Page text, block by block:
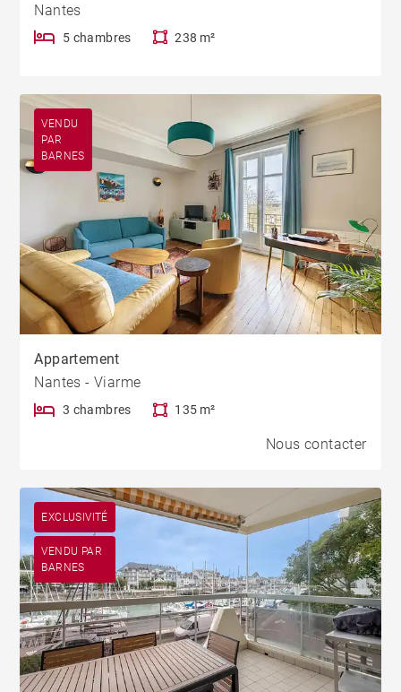
Nantes
5 chambres 238 m²
VENDU
PAR
BARNES
Appartement
Nantes - Viarme
3 chambres 135 m²
Nous contacter
EXCLUSIVITÉ
VENDU PAR
BARNES